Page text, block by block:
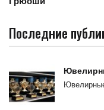
Последние